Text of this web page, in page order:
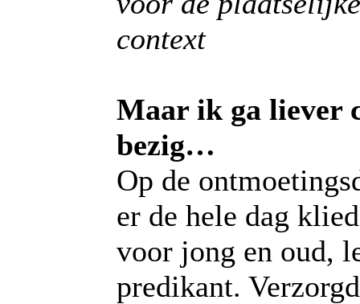
context
Maar ik ga liever
bezig…
Op de
er de hele dag
voor jong en oud,
predikant.